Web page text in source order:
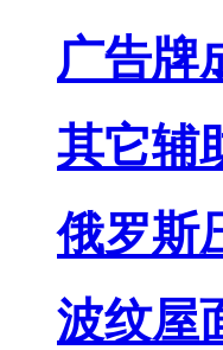
广告牌
其它辅
俄罗斯
波纹屋